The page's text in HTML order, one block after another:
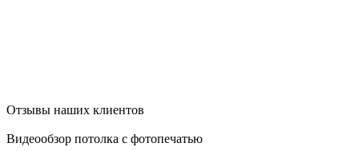
Отзывы наших клиентов
Видеообзор потолка с фотопечатью